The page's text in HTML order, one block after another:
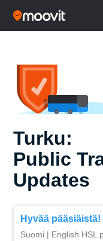
Turku:
Public
Updates
Hyvää pääsiäistä!
Suomi | English HSL